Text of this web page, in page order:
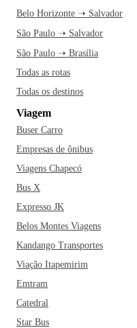
Belo Horizonte ➝ Salvador
São Paulo ➝ Salvador
São Paulo ➝ Brasília
Todas as rotas
Todas os destinos
Viagem
Buser Carro
Empresas de ônibus
Viagens Chapecó
Bus X
Expresso JK
Belos Montes Viagens
Kandango Transportes
Viação Itapemirim
Emtram
Catedral
Star Bus